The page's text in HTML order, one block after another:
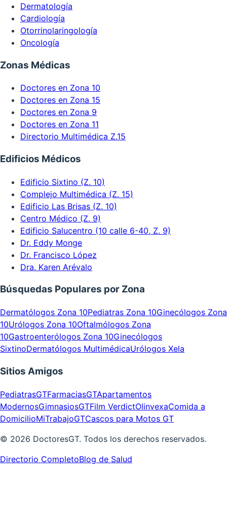
Dermatología
Cardiología
Otorrinolaringología
Oncología
Zonas Médicas
Doctores en Zona 10
Doctores en Zona 15
Doctores en Zona 9
Doctores en Zona 11
Directorio Multimédica Z.15
Edificios Médicos
Edificio Sixtino (Z. 10)
Complejo Multimédica (Z. 15)
Edificio Las Brisas (Z. 10)
Centro Médico (Z. 9)
Edificio Salucentro (10 calle 6-40, Z. 9)
Dr. Eddy Monge
Dr. Francisco López
Dra. Karen Arévalo
Búsquedas Populares por Zona
Dermatólogos Zona 10Pediatras Zona 10Ginecólogos Zona
10Urólogos Zona 10Oftalmólogos Zona
10Gastroenterólogos Zona 10Ginecólogos
SixtinoDermatólogos MultimédicaUrólogos Xela
Sitios Amigos
PediatrasGTFarmaciasGTApartamentos
ModernosGimnasiosGTFilm VerdictOlinvexaComida a
DomicilioMiTrabajoGTCascos para Motos GT
© 2026 DoctoresGT. Todos los derechos reservados.
Directorio CompletoBlog de Salud